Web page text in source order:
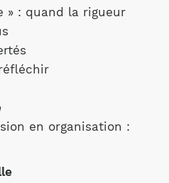
» : quand la rigueur
en organisation :